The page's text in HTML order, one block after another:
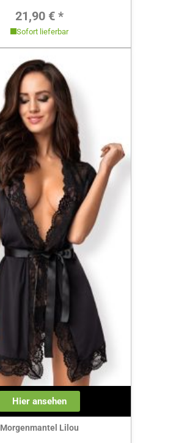
Regulärer Preis:
21,90 € *
Sofort lieferbar
Hier ansehen
Morgenmantel Lilou